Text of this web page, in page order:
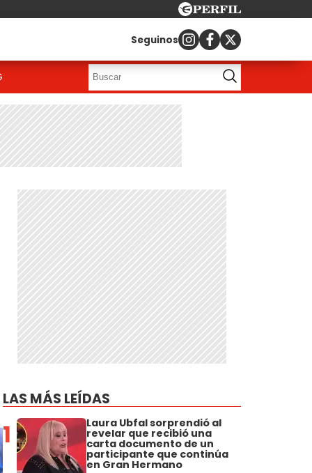
Seguinos
LAS MÁS LEÍDAS
1 Laura Ubfal sorprendió al
revelar que recibió una
carta documento de un
participante que continúa
en Gran Hermano